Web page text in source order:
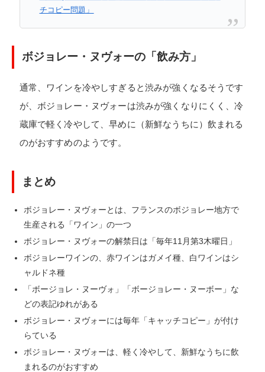
チコピー問題」
ボジョレー・ヌヴォーの「飲み方」
通常、ワインを冷やしすぎると渋みが強くなるそうです
が、ボジョレー・ヌヴォーは渋みが強くなりにくく、冷
蔵庫で軽く冷やして、早めに（新鮮なうちに）飲まれる
のがおすすめのようです。
まとめ
ボジョレー・ヌヴォーとは、フランスのボジョレー地方で
生産される「ワイン」の一つ
ボジョレー・ヌヴォーの解禁日は「毎年11月第3木曜日」
ボジョレーワインの、赤ワインはガメイ種、白ワインはシ
ャルドネ種
「ボージョレ・ヌーヴォ」「ボージョレー・ヌーボー」な
どの表記ゆれがある
ボジョレー・ヌヴォーには毎年「キャッチコピー」が付け
らている
ボジョレー・ヌヴォーは、軽く冷やして、新鮮なうちに飲
まれるのがおすすめ